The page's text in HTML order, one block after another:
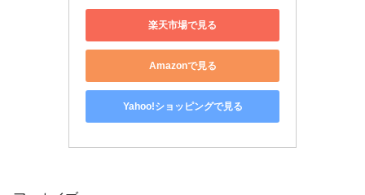
楽天市場で見る
Amazonで見る
Yahoo!ショッピングで見る